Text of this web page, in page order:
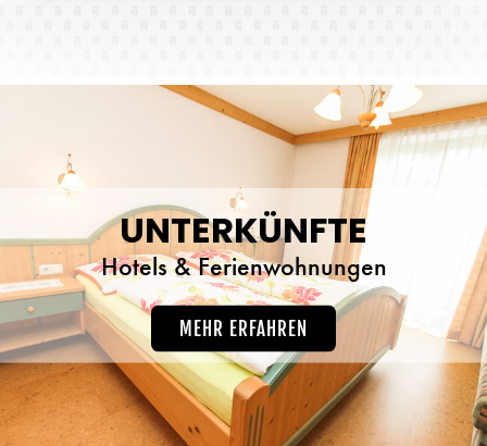
UNTERKÜNFTE
Hotels & Ferienwohnungen
MEHR ERFAHREN